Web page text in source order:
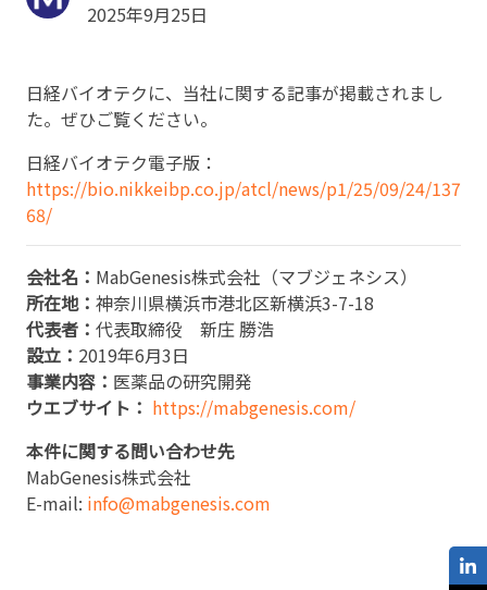
2025年9月25日
日経バイオテクに、当社に関する記事が掲載されまし
た。ぜひご覧ください。
日経バイオテク電子版：
https://bio.nikkeibp.co.jp/atcl/news/p1/25/09/24/137
68/
会社名： MabGenesis株式会社（マブジェネシス）
所在地： 神奈川県横浜市港北区新横浜3-7-18
代表者： 代表取締役 新庄 勝浩
設立： 2019年6月3日
事業内容： 医薬品の研究開発
ウエブサイト： https://mabgenesis.com/
本件に関する問い合わせ先
MabGenesis株式会社
E-mail: info@mabgenesis.com